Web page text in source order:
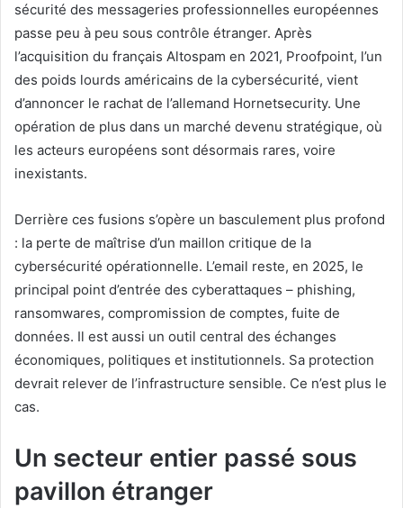
sécurité des messageries professionnelles européennes
passe peu à peu sous contrôle étranger. Après
l’acquisition du français Altospam en 2021, Proofpoint, l’un
des poids lourds américains de la cybersécurité, vient
d’annoncer le rachat de l’allemand Hornetsecurity. Une
opération de plus dans un marché devenu stratégique, où
les acteurs européens sont désormais rares, voire
inexistants.
Derrière ces fusions s’opère un basculement plus profond
: la perte de maîtrise d’un maillon critique de la
cybersécurité opérationnelle. L’email reste, en 2025, le
principal point d’entrée des cyberattaques – phishing,
ransomwares, compromission de comptes, fuite de
données. Il est aussi un outil central des échanges
économiques, politiques et institutionnels. Sa protection
devrait relever de l’infrastructure sensible. Ce n’est plus le
cas.
Un secteur entier passé sous
pavillon étranger